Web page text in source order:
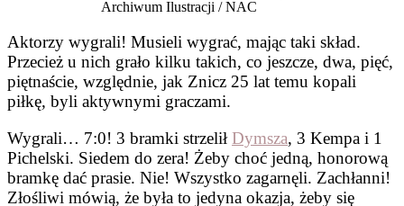
Archiwum Ilustracji / NAC
Aktorzy wygrali! Musieli wygrać, mając taki skład.
Przecież u nich grało kilku takich, co jeszcze, dwa, pięć,
piętnaście, względnie, jak Znicz 25 lat temu kopali
piłkę, byli aktywnymi graczami.
Wygrali… 7:0! 3 bramki strzeliłDymsza, 3 Kempa i 1
Pichelski. Siedem do zera! Żeby choć jedną, honorową
bramkę dać prasie. Nie! Wszystko zagarnęli. Zachłanni!
Złośliwi mówią, że była to jedyna okazja, żeby się